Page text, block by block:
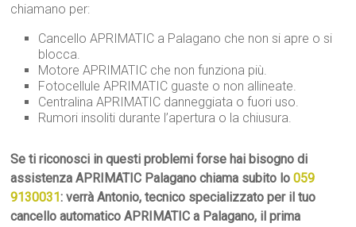
chiamano per:
Cancello APRIMATIC a Palagano che non si apre o si
blocca.
Motore APRIMATIC che non funziona più.
Fotocellule APRIMATIC guaste o non allineate.
Centralina APRIMATIC danneggiata o fuori uso.
Rumori insoliti durante l’apertura o la chiusura.
Se ti riconosci in questi problemi forse hai bisogno di
assistenza APRIMATIC Palagano chiama subito lo059
9130031: verrà Antonio, tecnico specializzato per il tuo
cancello automatico APRIMATIC a Palagano, il prima